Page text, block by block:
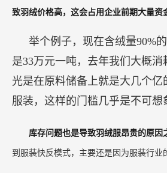
致羽绒价格高，这会占用企业前期大量资
举个例子，现在含绒量90%
是33万元一吨，去年我们大概消
光是在原料储备上就是大几个亿
服装，这样的门槛几乎是不可想
库存问题也是导致羽绒服昂贵的原因
到服装快反模式，主要还是因为服装行业